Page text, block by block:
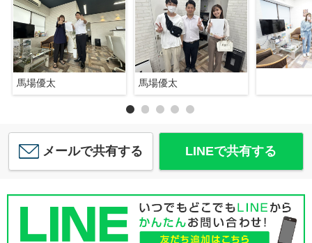
馬場優太 馬場優太
メールで共有する LINEで共有する